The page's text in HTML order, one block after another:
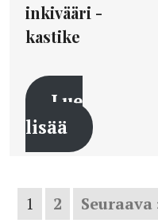
inkivääri -
kastike
Lue
lisää
1 2 Seuraava